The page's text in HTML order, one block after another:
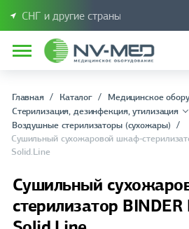
СНГ и другие страны
Главная Каталог
Медицинское
Стерилизация, дезинфекция, утилизация
Воздушные стерилизаторы (сухожары)
Сушильный сухожаровой шкаф-
Solid.Line
Сушильный
стерилизатор BINDER